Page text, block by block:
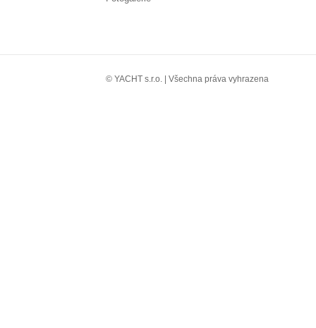
© YACHT s.r.o. | Všechna práva vyhrazena